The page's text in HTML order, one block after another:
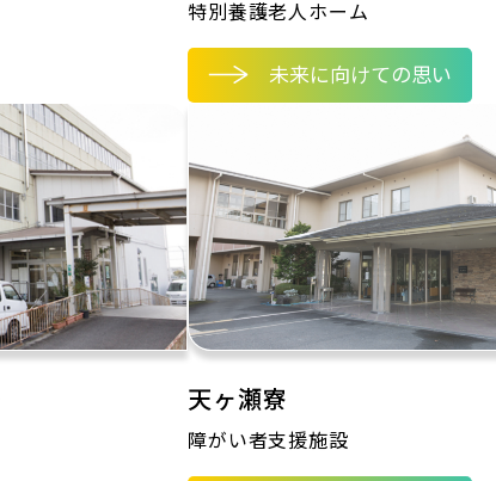
特別養護老人ホーム
未来に向けての思い
天ヶ瀬寮
障がい者支援施設